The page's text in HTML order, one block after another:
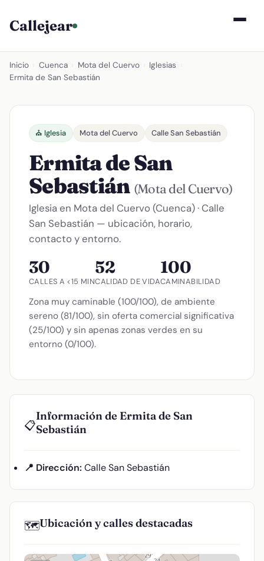
Callejear
Inicio Cuenca Mota del Cuervo Iglesias
Ermita de San Sebastián
⛪ Iglesia Mota del Cuervo Calle San Sebastián
Ermita de San
Sebastián (Mota del Cuervo)
Iglesia en Mota del Cuervo (Cuenca) · Calle
San Sebastián — ubicación, horario,
contacto y entorno.
30
CALLES A <15 MIN
52
CALIDAD DE VIDA
100
CAMINABILIDAD
Zona muy caminable (100/100), de ambiente
sereno (81/100), sin oferta comercial significativa
(25/100) y sin apenas zonas verdes en su
entorno (0/100).
📋
Información de Ermita de San
Sebastián
📍 Dirección: Calle San Sebastián
🗺️Ubicación y calles destacadas